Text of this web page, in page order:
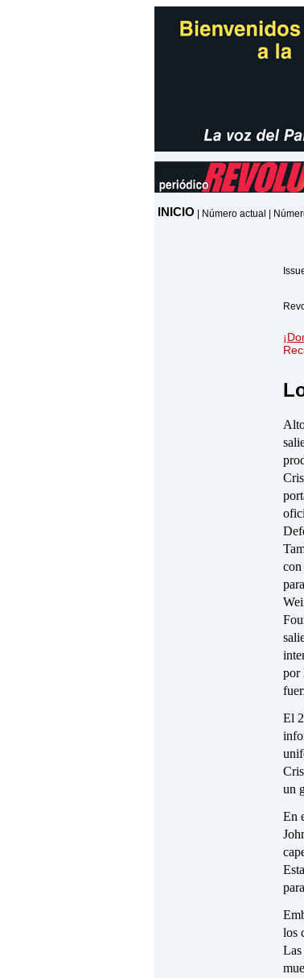
INICIO Número actual
¡
con
por
El
un
En
los
Las